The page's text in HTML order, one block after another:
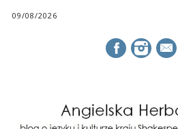
09/08/2026
mail